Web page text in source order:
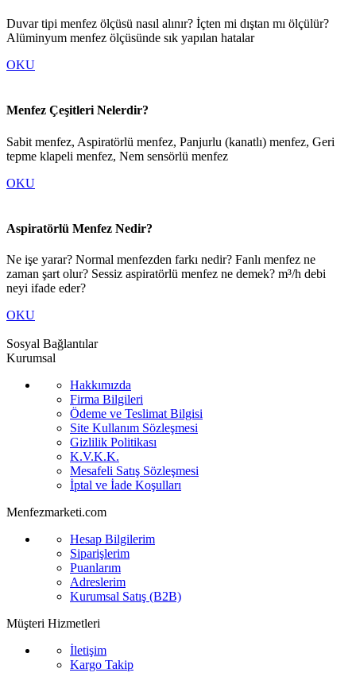
Duvar tipi menfez ölçüsü nasıl alınır? İçten mi dıştan mı ölçülür?
Alüminyum menfez ölçüsünde sık yapılan hatalar
OKU
Menfez Çeşitleri Nelerdir?
Sabit menfez, Aspiratörlü menfez, Panjurlu (kanatlı) menfez, Geri
tepme klapeli menfez, Nem sensörlü menfez
OKU
Aspiratörlü Menfez Nedir?
Ne işe yarar? Normal menfezden farkı nedir? Fanlı menfez ne
zaman şart olur? Sessiz aspiratörlü menfez ne demek? m³/h debi
neyi ifade eder?
OKU
Sosyal Bağlantılar
Kurumsal
Hakkımızda
Firma Bilgileri
Ödeme ve Teslimat Bilgisi
Site Kullanım Sözleşmesi
Gizlilik Politikası
K.V.K.K.
Mesafeli Satış Sözleşmesi
İptal ve İade Koşulları
Menfezmarketi.com
Hesap Bilgilerim
Siparişlerim
Puanlarım
Adreslerim
Kurumsal Satış (B2B)
Müşteri Hizmetleri
İletişim
Kargo Takip